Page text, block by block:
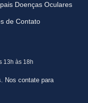
Doenças Oculares
de Contato
13h às 18h
Nos contate para